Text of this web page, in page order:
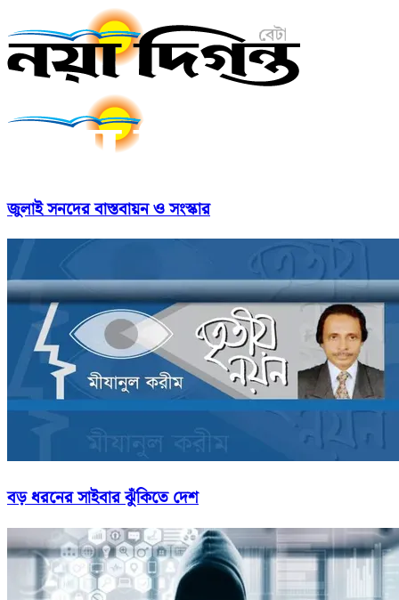
জুলাই সনদের বাস্তবায়ন ও সংস্কার
বড় ধরনের সাইবার ঝুঁকিতে দেশ